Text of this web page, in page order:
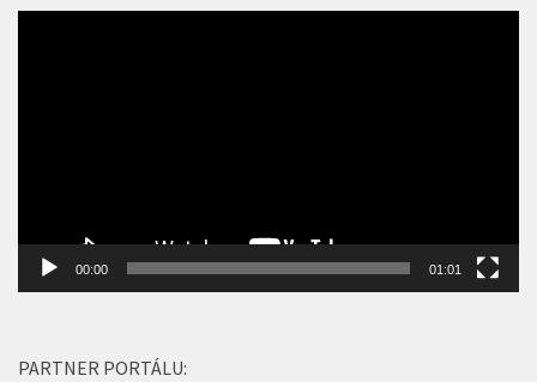
00:00 01:01
PARTNER PORTÁLU: